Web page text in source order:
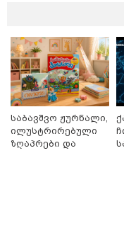
წააქეზა ნია
გახდეს მეორე
განადგურების
საბავშვო ჟურნალი,
ილუსტრირებული
ზღაპრები და